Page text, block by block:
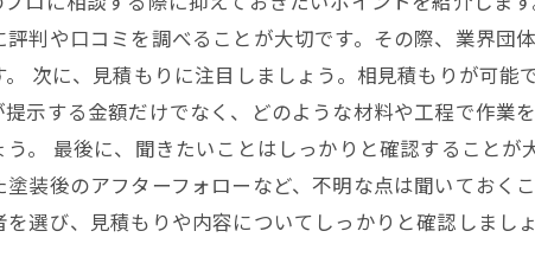
判や口コミを調べることが大切です。その際、業界
次に、見積もりに注目しましょう。相見積もりが可
示する金額だけでなく、どのような材料や工程で作
。 最後に、聞きたいことはしっかりと確認すること
装後のアフターフォローなど、不明な点は聞いておく
選び、見積もりや内容についてしっかりと確認しま